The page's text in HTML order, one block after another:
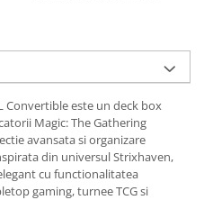
Convertible este un deck box
Magic: The Gathering
avansata si organizare
din universul Strixhaven,
cu functionalitatea
gaming, turnee TCG si